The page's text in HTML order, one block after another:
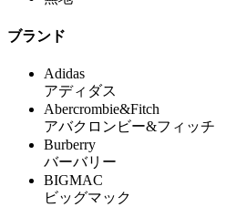
ブランド
Adidas
アディダス
Abercrombie&Fitch
アバクロンビー&フィッチ
Burberry
バーバリー
BIGMAC
ビッグマック